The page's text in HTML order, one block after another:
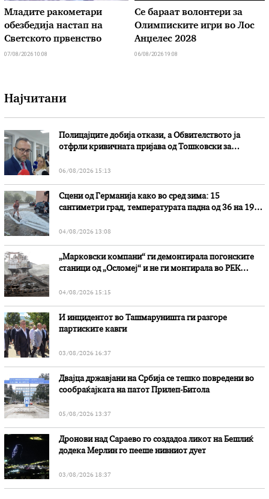
Младите ракометари
обезбедија настап на
Светското првенство
07/08/2026 10:08
Се бараат волонтери за
Олимписките игри во Лос
Анџелес 2028
06/08/2026 19:08
Најчитани
Полицајците добија откази, а Обвителството ја
отфрли кривичната пријава од Тошковски за
06/08/2026 15:13
Сцени од Германија како во сред зима: 15
сантиметри град, температурата падна од 36 на 19
04/08/2026 13:08
„Марковски компани“ ги демонтирала погонските
станици од „Осломеј“ и не ги монтирала во РЕК
04/08/2026 15:15
И инцидентот во Ташмаруништa ги разгоре
партиските кавги
03/08/2026 16:37
Двајца државјани на Србија се тешко повредени во
сообраќајката на патот Прилеп-Битола
05/08/2026 13:37
Дронови над Сараево го создадоа ликот на Бешлиќ
додека Мерлин го пееше нивниот дует
03/08/2026 18:37